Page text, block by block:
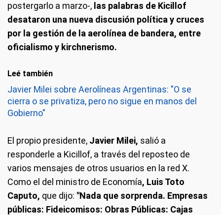
postergarlo a marzo-, las palabras de Kicillof
desataron una nueva discusión política y cruces
por la gestión de la aerolínea de bandera, entre
oficialismo y kirchnerismo.
Leé también
Javier Milei sobre Aerolíneas Argentinas: "O se
cierra o se privatiza, pero no sigue en manos del
Gobierno"
El propio presidente, Javier Milei, salió a
responderle a Kicillof, a través del reposteo de
varios mensajes de otros usuarios en la red X.
Como el del ministro de Economía, Luis Toto
Caputo, que dijo: "Nada que sorprenda. Empresas
públicas: Fideicomisos: Obras Públicas: Cajas